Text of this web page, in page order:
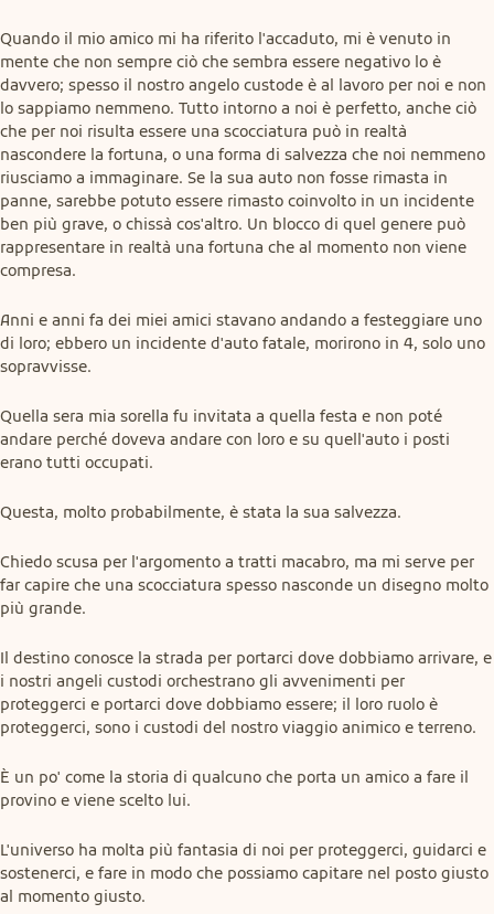
Quando il mio amico mi ha riferito l'accaduto, mi è venuto in
mente che non sempre ciò che sembra essere negativo lo è
davvero; spesso il nostro angelo custode è al lavoro per noi e non
lo sappiamo nemmeno. Tutto intorno a noi è perfetto, anche ciò
che per noi risulta essere una scocciatura può in realtà
nascondere la fortuna, o una forma di salvezza che noi nemmeno
riusciamo a immaginare. Se la sua auto non fosse rimasta in
panne, sarebbe potuto essere rimasto coinvolto in un incidente
ben più grave, o chissà cos'altro. Un blocco di quel genere può
rappresentare in realtà una fortuna che al momento non viene
compresa.
Anni e anni fa dei miei amici stavano andando a festeggiare uno
di loro; ebbero un incidente d'auto fatale, morirono in 4, solo uno
sopravvisse.
Quella sera mia sorella fu invitata a quella festa e non poté
andare perché doveva andare con loro e su quell'auto i posti
erano tutti occupati.
Questa, molto probabilmente, è stata la sua salvezza.
Chiedo scusa per l'argomento a tratti macabro, ma mi serve per
far capire che una scocciatura spesso nasconde un disegno molto
più grande.
Il destino conosce la strada per portarci dove dobbiamo arrivare, e
i nostri angeli custodi orchestrano gli avvenimenti per
proteggerci e portarci dove dobbiamo essere; il loro ruolo è
proteggerci, sono i custodi del nostro viaggio animico e terreno.
È un po' come la storia di qualcuno che porta un amico a fare il
provino e viene scelto lui.
L'universo ha molta più fantasia di noi per proteggerci, guidarci e
sostenerci, e fare in modo che possiamo capitare nel posto giusto
al momento giusto.